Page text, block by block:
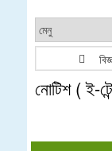
নোটিশ ( ই-